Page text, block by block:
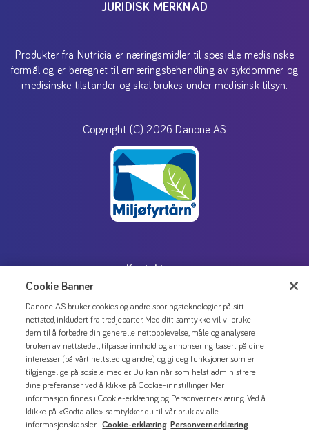
JURIDISK MERKNAD
Produkter fra Nutricia er næringsmidler til spesielle medisinske
formål og er beregnet til ernæringsbehandling av sykdommer og
medisinske tilstander og skal brukes under medisinsk tilsyn.
Copyright (C) 2026 Danone AS
Kontakt oss
Bruk av informasjonskapsler
Åpenhetsloven
Cookie Banner
Danone AS bruker cookies og andre sporingsteknologier på sitt
nettsted, inkludert fra tredjeparter. Med ditt samtykke vil vi bruke
dem til å forbedre din generelle nettopplevelse, måle og analysere
bruken av nettstedet, tilpasse innhold og annonsering basert på dine
interesser (på vårt nettsted og andre) og gi deg funksjoner som er
tilgjengelige på sosiale medier. Du kan når som helst administrere
dine preferanser ved å klikke på Cookie-innstillinger. Mer
informasjon finnes i Cookie-erklæring og Personvernerklæring. Ved å
klikke på «Godta alle» samtykker du til vår bruk av alle
informasjonskapsler.
Cookie-erklæring Personvernerklæring